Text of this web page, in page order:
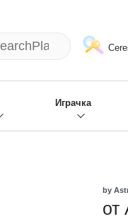
Играчка
by
от